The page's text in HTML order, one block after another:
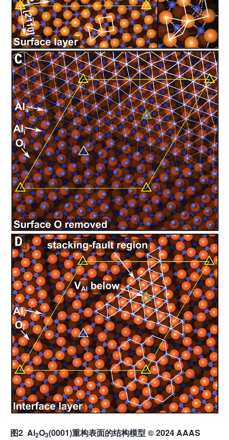
图2 Al2O3(0001)重构表面的结构模型 © 2024 AAAS